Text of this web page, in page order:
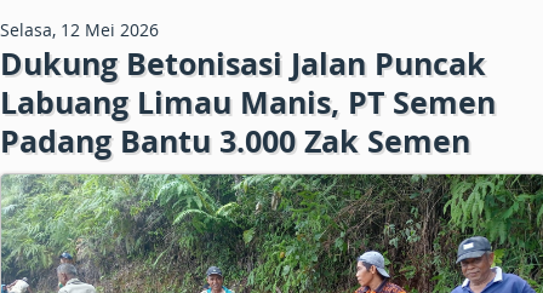
Selasa, 12 Mei 2026
Dukung Betonisasi Jalan Puncak
Labuang Limau Manis, PT Semen
Padang Bantu 3.000 Zak Semen